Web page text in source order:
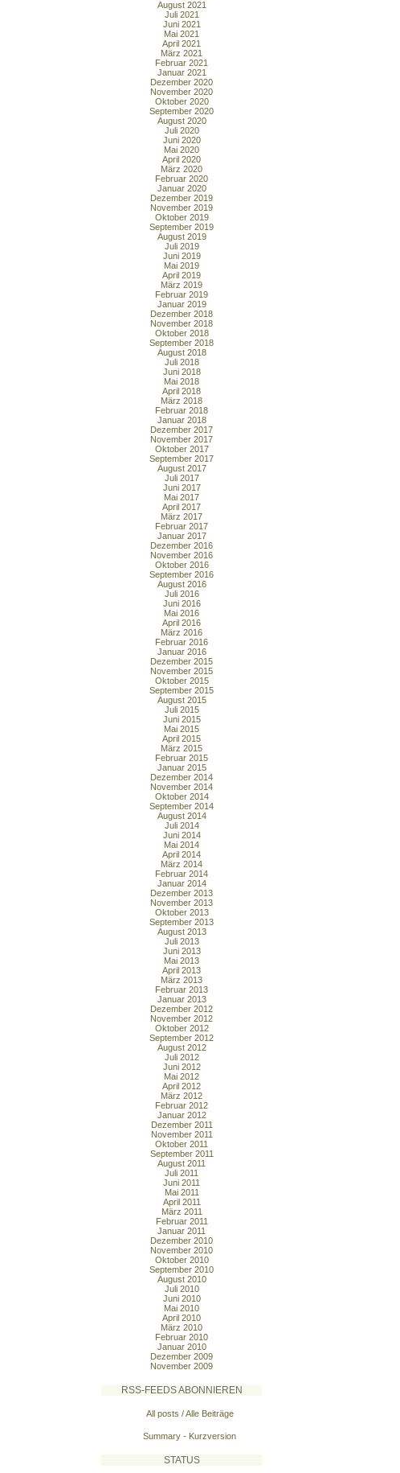
August 2021
Juli 2021
Juni 2021
Mai 2021
April 2021
März 2021
Februar 2021
Januar 2021
Dezember 2020
November 2020
Oktober 2020
September 2020
August 2020
Juli 2020
Juni 2020
Mai 2020
April 2020
März 2020
Februar 2020
Januar 2020
Dezember 2019
November 2019
Oktober 2019
September 2019
August 2019
Juli 2019
Juni 2019
Mai 2019
April 2019
März 2019
Februar 2019
Januar 2019
Dezember 2018
November 2018
Oktober 2018
September 2018
August 2018
Juli 2018
Juni 2018
Mai 2018
April 2018
März 2018
Februar 2018
Januar 2018
Dezember 2017
November 2017
Oktober 2017
September 2017
August 2017
Juli 2017
Juni 2017
Mai 2017
April 2017
März 2017
Februar 2017
Januar 2017
Dezember 2016
November 2016
Oktober 2016
September 2016
August 2016
Juli 2016
Juni 2016
Mai 2016
April 2016
März 2016
Februar 2016
Januar 2016
Dezember 2015
November 2015
Oktober 2015
September 2015
August 2015
Juli 2015
Juni 2015
Mai 2015
April 2015
März 2015
Februar 2015
Januar 2015
Dezember 2014
November 2014
Oktober 2014
September 2014
August 2014
Juli 2014
Juni 2014
Mai 2014
April 2014
März 2014
Februar 2014
Januar 2014
Dezember 2013
November 2013
Oktober 2013
September 2013
August 2013
Juli 2013
Juni 2013
Mai 2013
April 2013
März 2013
Februar 2013
Januar 2013
Dezember 2012
November 2012
Oktober 2012
September 2012
August 2012
Juli 2012
Juni 2012
Mai 2012
April 2012
März 2012
Februar 2012
Januar 2012
Dezember 2011
November 2011
Oktober 2011
September 2011
August 2011
Juli 2011
Juni 2011
Mai 2011
April 2011
März 2011
Februar 2011
Januar 2011
Dezember 2010
November 2010
Oktober 2010
September 2010
August 2010
Juli 2010
Juni 2010
Mai 2010
April 2010
März 2010
Februar 2010
Januar 2010
Dezember 2009
November 2009
RSS-FEEDS ABONNIEREN
All posts / Alle Beiträge
Summary - Kurzversion
STATUS